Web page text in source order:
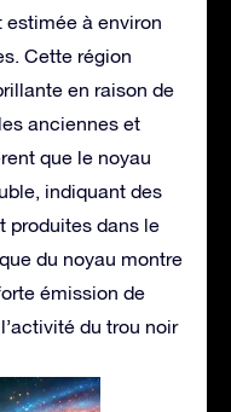
à environ
Cette région
en raison de
anciennes et
que le noyau
indiquant des
produites dans le
du noyau montre
émission de
du trou noir